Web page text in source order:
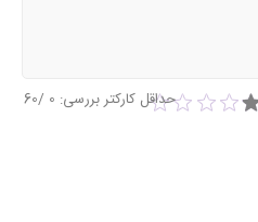
حداقل کارکتر بررسی: 0
/60